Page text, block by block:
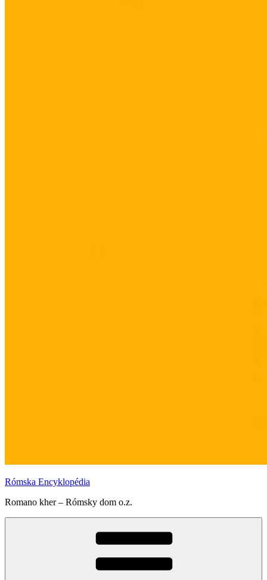
Rómska Encyklopédia
Romano kher – Rómsky dom o.z.